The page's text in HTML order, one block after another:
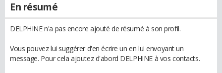
En résumé
DELPHINE n'a pas encore ajouté de résumé à son profil.
Vous pouvez lui suggérer d'en écrire un en lui envoyant un
message. Pour cela ajoutez d'abord DELPHINE à vos contacts.